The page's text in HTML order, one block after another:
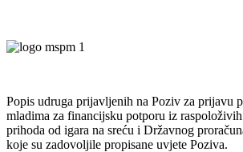
Popis udruga prijavljenih na Poziv za prijavu
mladima za financijsku potporu iz raspoloživih
prihoda od igara na sreću i Državnog
koje su zadovoljile propisane uvjete Poziva.